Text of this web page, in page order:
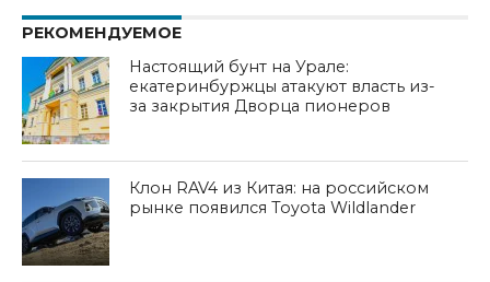
РЕКОМЕНДУЕМОЕ
Настоящий бунт на Урале:
екатеринбуржцы атакуют власть из-
за закрытия Дворца пионеров
Клон RAV4 из Китая: на российском
рынке появился Toyota Wildlander